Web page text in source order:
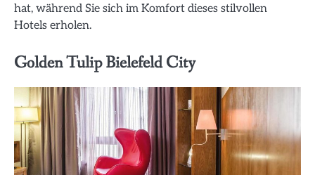
hat, während Sie sich im Komfort dieses stilvollen
Hotels erholen.
Golden Tulip Bielefeld City